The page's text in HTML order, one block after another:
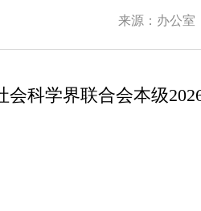
来源：办公
会科学界联合会本级